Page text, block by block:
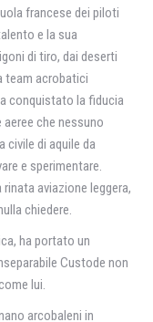
francese dei piloti
e la sua
di tiro, dai deserti
team acrobatici
conquistato la fiducia
che nessuno
civile di aquile da
e sperimentare.
aviazione leggera,
chiedere.
ha portato un
Custode non
lui.
arcobaleni in